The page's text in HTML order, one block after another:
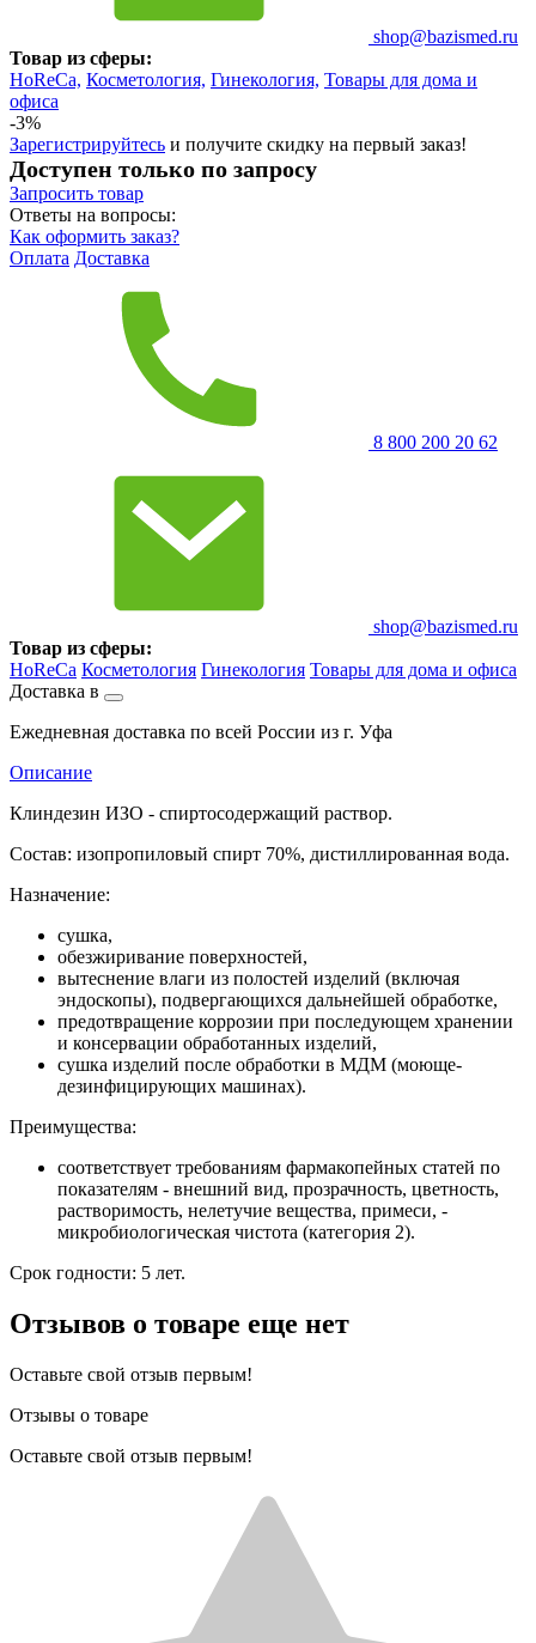
shop@bazismed.ru
Товар из сферы:
HoReCa, Косметология, Гинекология, Товары для дома и
офиса
-3%
Зарегистрируйтесь и получите скидку на первый заказ!
Доступен только по запросу
Запросить товар
Ответы на вопросы:
Как оформить заказ?
Оплата Доставка
8 800 200 20 62
shop@bazismed.ru
Товар из сферы:
HoReCa Косметология Гинекология Товары для дома и офиса
Доставка в
Ежедневная доставка по всей России из г. Уфа
Описание
Клиндезин ИЗО - спиртосодержащий раствор.
Состав: изопропиловый спирт 70%, дистиллированная вода.
Назначение:
сушка,
обезжиривание поверхностей,
вытеснение влаги из полостей изделий (включая
эндоскопы), подвергающихся дальнейшей обработке,
предотвращение коррозии при последующем хранении
и консервации обработанных изделий,
сушка изделий после обработки в МДМ (моюще-
дезинфицирующих машинах).
Преимущества:
соответствует требованиям фармакопейных статей по
показателям - внешний вид, прозрачность, цветность,
растворимость, нелетучие вещества, примеси, -
микробиологическая чистота (категория 2).
Срок годности: 5 лет.
Отзывов о товаре еще нет
Оставьте свой отзыв первым!
Отзывы о товаре
Оставьте свой отзыв первым!